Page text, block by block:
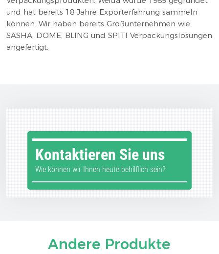
und hat bereits 18 Jahre Exporterfahrung sammeln
können. Wir haben bereits Großunternehmen wie
SASHA, DOME, BLING und SPITI Verpackungslösungen
angefertigt.
Kontaktieren Sie uns
Wie können wir Ihnen heute behilflich sein?
Andere Produkte